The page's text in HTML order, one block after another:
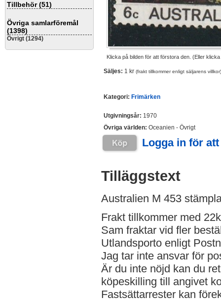
Tillbehör (51)
Övriga samlarföremål
(1398)
Övrigt (1294)
Klicka på bilden för att förstora den. (Eller klicka
Säljes: 1 kr (frakt tillkommer enligt säljarens villkor)
Kategori: Frimärken
Utgivningsår: 1970
Övriga världen: Oceanien - Övrigt
Logga in för
Tilläggstext
Australien M 453
Frakt tillkommer med
Sam fraktar vid fler
Utlandsporto enligt
Jag tar inte ansvar för
Är du inte nöjd kan du
köpeskilling till angivet
Fastsättarrester kan